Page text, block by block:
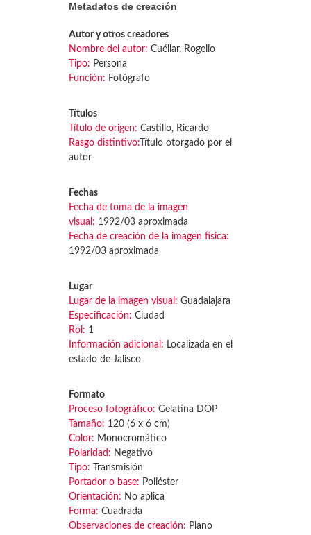
Metadatos de creación
Autor y otros creadores
Nombre del autor: Cuéllar, Rogelio
Tipo: Persona
Función: Fotógrafo
Títulos
Título de origen: Castillo, Ricardo
Rasgo distintivo: Título otorgado por el
autor
Fechas
Fecha de toma de la imagen
visual: 1992/03 aproximada
Fecha de creación de la imagen física:
1992/03 aproximada
Lugar
Lugar de la imagen visual: Guadalajara
Especificación: Ciudad
Rol: 1
Información adicional: Localizada en el
estado de Jalisco
Formato
Proceso fotográfico: Gelatina DOP
Tamaño: 120 (6 x 6 cm)
Color: Monocromático
Polaridad: Negativo
Tipo: Transmisión
Portador o base: Poliéster
Orientación: No aplica
Forma: Cuadrada
Observaciones de creación: Plano